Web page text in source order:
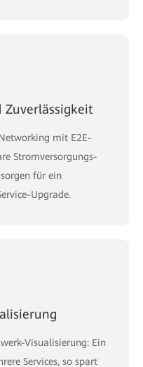
mit E2E-
Stromversorgungs-
für ein
Upgrade.
Visualisierung: Ein
Services, so spart